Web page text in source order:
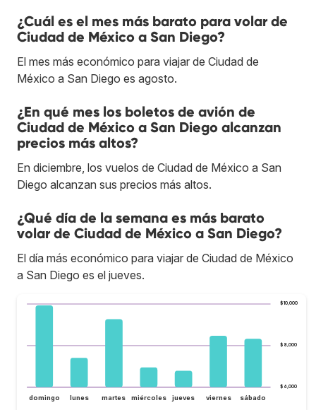
¿Cuál es el mes más barato para volar de
Ciudad de México a San Diego?
El mes más económico para viajar de Ciudad de
México a San Diego es agosto.
¿En qué mes los boletos de avión de
Ciudad de México a San Diego alcanzan
precios más altos?
En diciembre, los vuelos de Ciudad de México a San
Diego alcanzan sus precios más altos.
¿Qué día de la semana es más barato
volar de Ciudad de México a San Diego?
El día más económico para viajar de Ciudad de México
a San Diego es el jueves.
$6,000
$8,000
$10,000
domingo lunes martes miércoles jueves viernes sábado